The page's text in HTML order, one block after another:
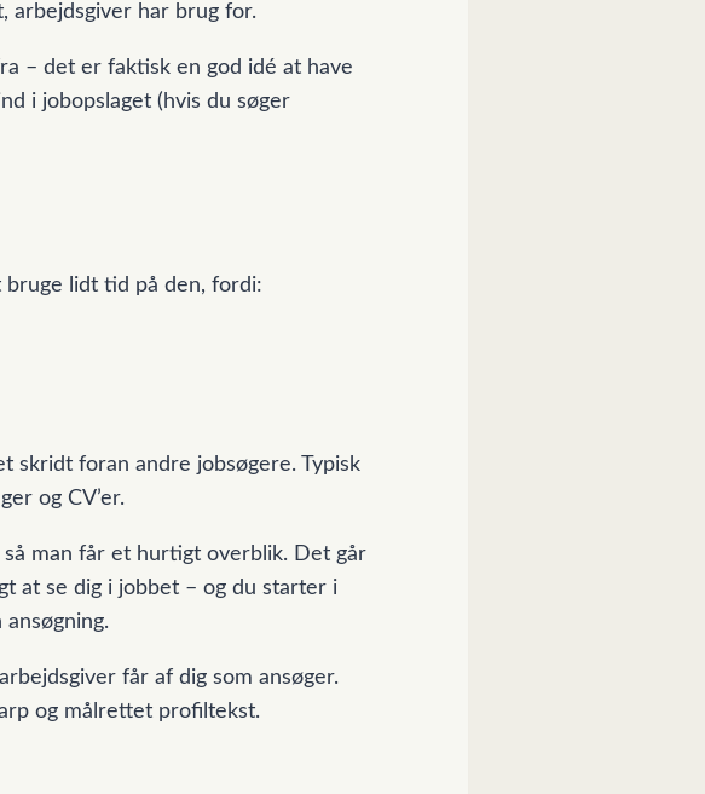
arbejdsgiver har brug for.
– det er faktisk en god idé at have
i jobopslaget (hvis du søger
bruge lidt tid på den, fordi:
skridt foran andre jobsøgere. Typisk
og CV’er.
man får et hurtigt overblik. Det går
at se dig i jobbet – og du starter i
får af dig som ansøger.
og målrettet profiltekst.